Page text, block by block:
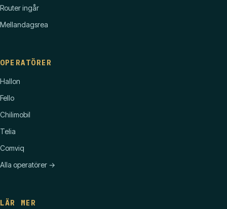
Router ingår
Mellandagsrea
OPERATÖRER
Hallon
Fello
Chilimobil
Telia
Comviq
Alla operatörer →
LÄR MER